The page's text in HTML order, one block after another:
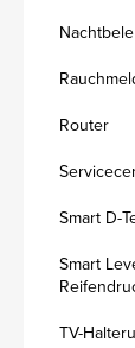
Router
Smart D-
Smart
TV-